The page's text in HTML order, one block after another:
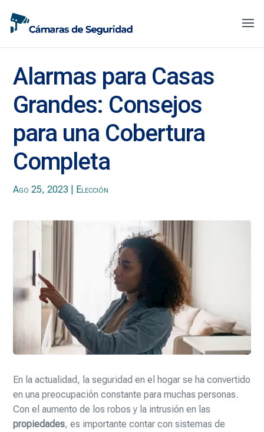
Alarmas para Casas
Grandes: Consejos
para una Cobertura
Completa
Ago 25, 2023 Elección
En la actualidad, la seguridad en el hogar se ha convertido
en una preocupación constante para muchas personas.
Con el aumento de los robos y la intrusión en las
propiedades, es importante contar con sistemas de